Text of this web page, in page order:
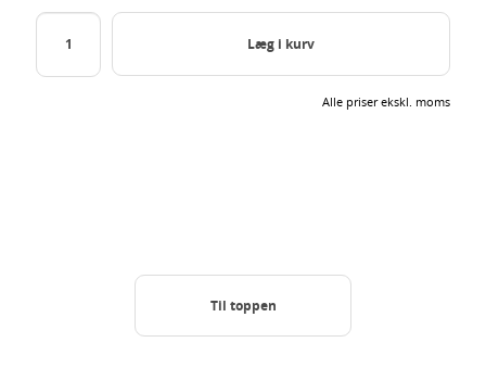
Læg i kurv
Alle priser ekskl. moms
Til toppen